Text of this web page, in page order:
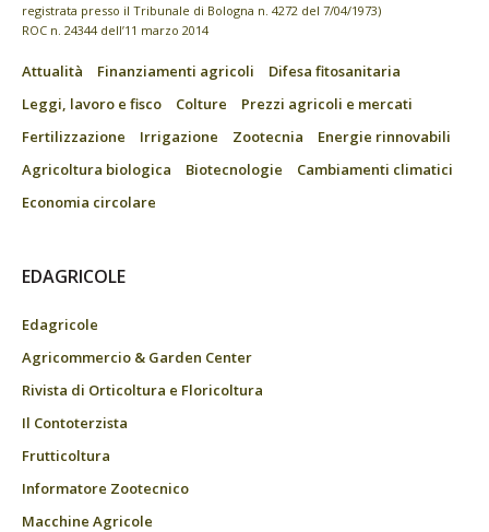
registrata presso il Tribunale di Bologna n. 4272 del 7/04/1973)
ROC n. 24344 dell’11 marzo 2014
Attualità Finanziamenti agricoli
Difesa fitosanitaria
Leggi, lavoro e fisco
Colture
Prezzi agricoli e mercati
Fertilizzazione
Irrigazione Zootecnia
Energie rinnovabili
Agricoltura biologica
Biotecnologie
Cambiamenti climatici
Economia circolare
EDAGRICOLE
Edagricole
Agricommercio & Garden Center
Rivista di Orticoltura e Floricoltura
Il Contoterzista
Frutticoltura
Informatore Zootecnico
Macchine Agricole